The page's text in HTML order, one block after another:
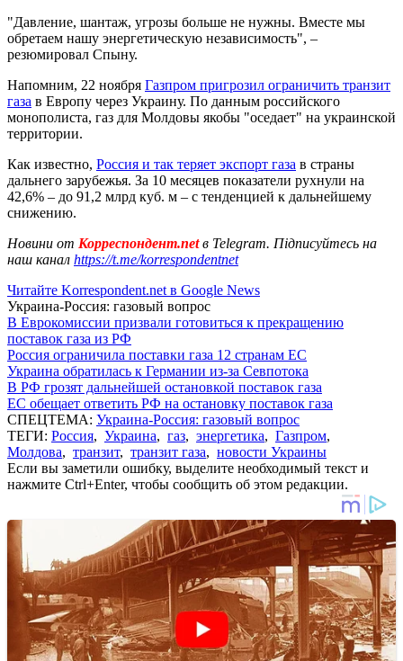
"Давление, шантаж, угрозы больше не нужны. Вместе мы
обретаем нашу энергетическую независимость", –
резюмировал Спыну.
Напомним, 22 ноября Газпром пригрозил ограничить транзит
газа в Европу через Украину. По данным российского
монополиста, газ для Молдовы якобы "оседает" на украинской
территории.
Как известно, Россия и так теряет экспорт газа в страны
дальнего зарубежья. За 10 месяцев показатели рухнули на
42,6% – до 91,2 млрд куб. м – с тенденцией к дальнейшему
снижению.
Новини от Корреспондент.netв Telegram. Підписуйтесь на
наш канал https://t.me/korrespondentnet
Читайте Korrespondent.net в Google News
Украина-Россия: газовый вопрос
В Еврокомиссии призвали готовиться к прекращению
поставок газа из РФ
Россия ограничила поставки газа 12 странам ЕС
Украина обратилась к Германии из-за Севпотока
В РФ грозят дальнейшей остановкой поставок газа
ЕС обещает ответить РФ на остановку поставок газа
СПЕЦТЕМА: Украина-Россия: газовый вопрос
ТЕГИ: Россия, Украина, газ, энергетика, Газпром,
Молдова, транзит, транзит газа, новости Украины
Если вы заметили ошибку, выделите необходимый текст и
нажмите Ctrl+Enter, чтобы сообщить об этом редакции.